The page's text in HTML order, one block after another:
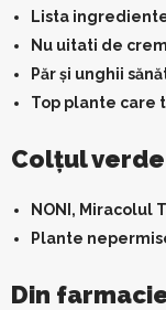
Lista
Nu uitati de
Păr și unghii
Top plante care
Colţul verde
NONI, Miracolul
Plante
Din